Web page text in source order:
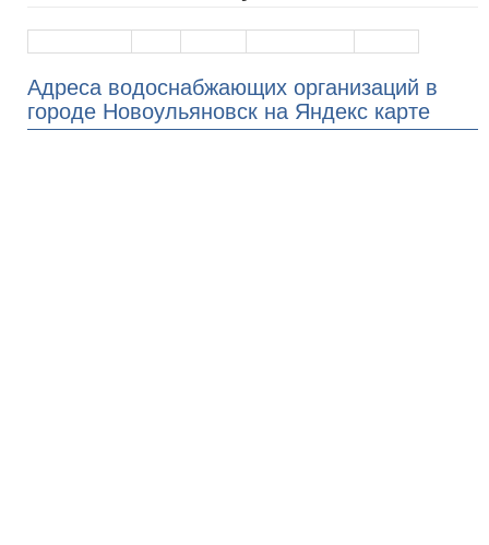
Адреса водоснабжающих организаций в
городе Новоульяновск на Яндекс карте